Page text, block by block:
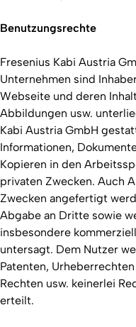
Benutzungsrechte
Fresenius Kabi Austria
Unternehmen sind
Webseite und deren
Abbildungen usw.
Kabi Austria GmbH
Informationen,
Kopieren in den
privaten Zwecken. Auch
Zwecken angefertigt
Abgabe an Dritte sowie
insbesondere
untersagt. Dem Nutzer
Patenten,
Rechten usw. keinerlei
erteilt.